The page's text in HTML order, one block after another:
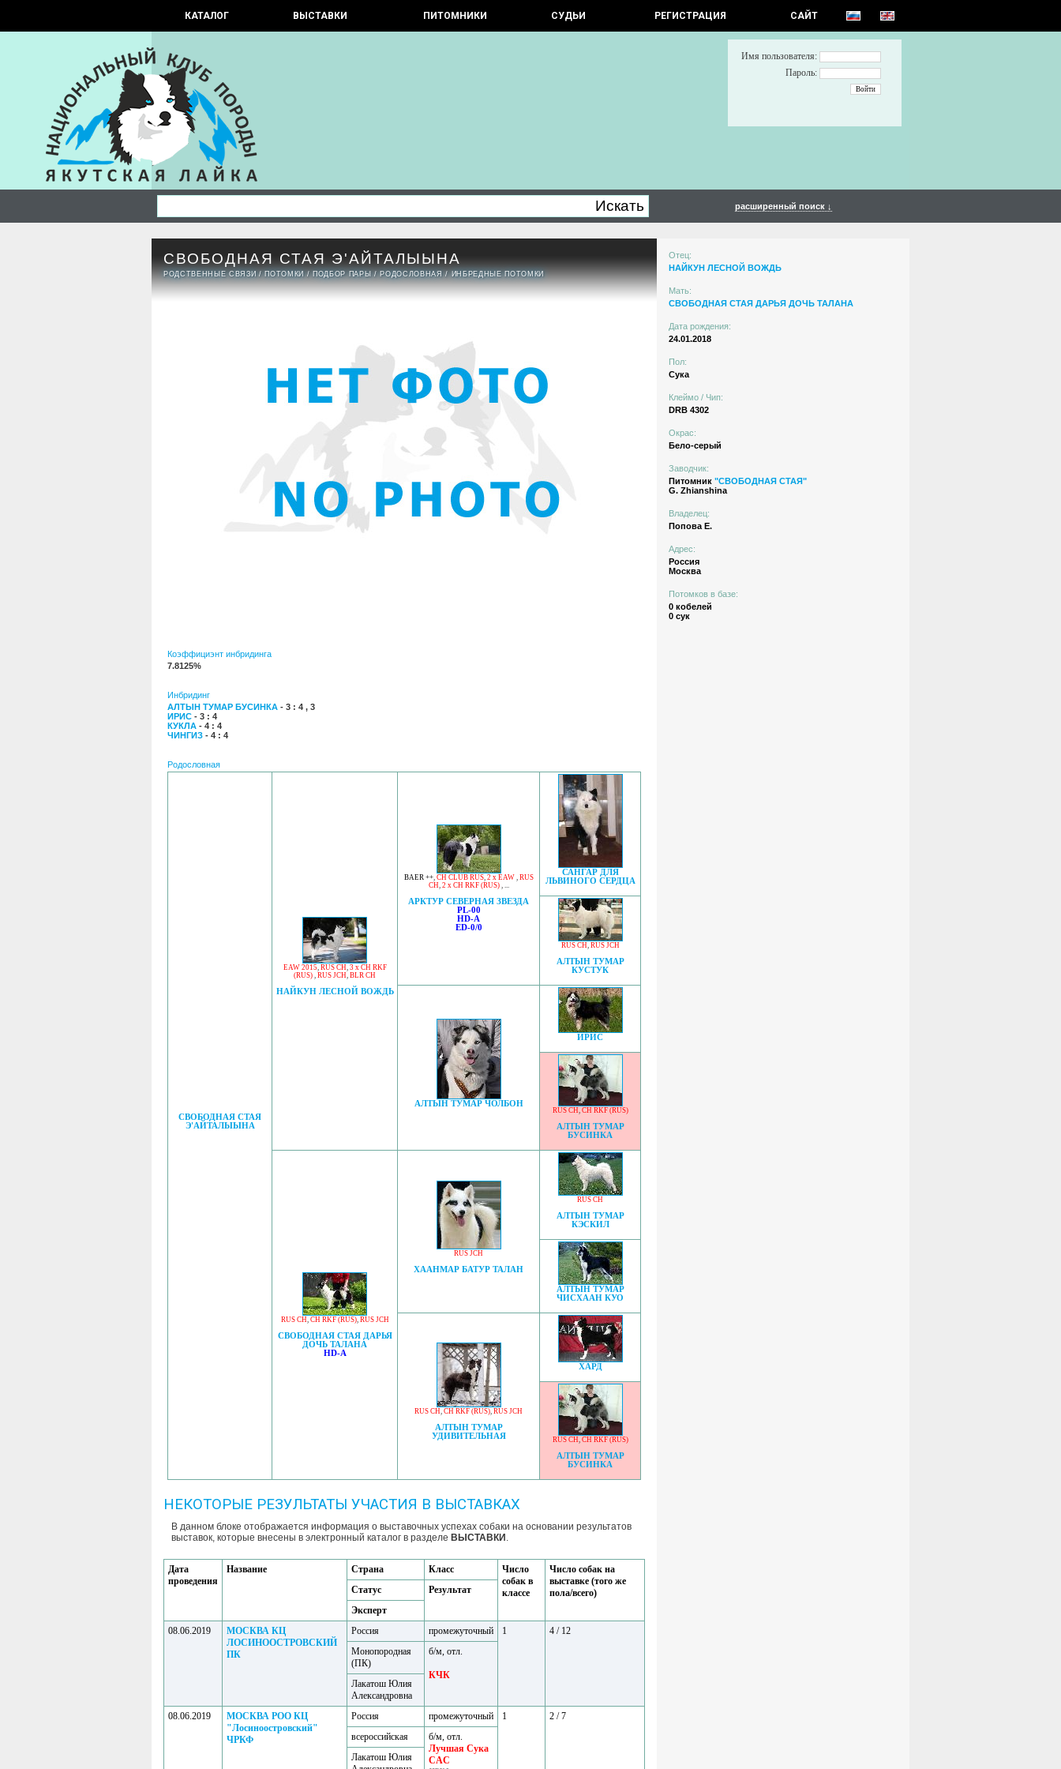
КАТАЛОГ ВЫСТАВКИ ПИТОМНИКИ СУДЬИ РЕГИСТРАЦИЯ САЙТ
Имя пользователя:
Пароль:
расширенный поиск ↓
СВОБОДНАЯ СТАЯ Э'АЙТАЛЫЫНА
РОДСТВЕННЫЕ СВЯЗИ /ПОТОМКИ /ПОДБОР ПАРЫ /РОДОСЛОВНАЯ /ИНБРЕДНЫЕ ПОТОМКИ
Коэффициэнт инбридинга
7.8125%
Инбридинг
АЛТЫН ТУМАР БУСИНКА - 3 : 4 , 3
ИРИС - 3 : 4
КУКЛА - 4 : 4
ЧИНГИЗ - 4 : 4
Родословная
СВОБОДНАЯ СТАЯ
Э'АЙТАЛЫЫНА
EAW 2015, RUS CH, 3 x CH RKF
(RUS) , RUS JCH, BLR CH
НАЙКУН ЛЕСНОЙ ВОЖДЬ
BAER ++, CH CLUB RUS, 2 x EAW, RUS
CH, 2 x CH RKF (RUS), ...
АРКТУР СЕВЕРНАЯ ЗВЕЗДА
PL-00
HD-A
ED-0/0
САНГАР ДЛЯ
ЛЬВИНОГО СЕРДЦА
RUS CH, RUS JCH
АЛТЫН ТУМАР
КУСТУК
АЛТЫН ТУМАР ЧОЛБОН
ИРИС
RUS CH, CH RKF (RUS)
АЛТЫН ТУМАР
БУСИНКА
RUS CH, CH RKF (RUS), RUS JCH
СВОБОДНАЯ СТАЯ ДАРЬЯ
ДОЧЬ ТАЛАНА
HD-A
RUS JCH
ХААНМАР БАТУР ТАЛАН
RUS CH
АЛТЫН ТУМАР
КЭСКИЛ
АЛТЫН ТУМАР
ЧИСХААН КУО
RUS CH, CH RKF (RUS), RUS JCH
АЛТЫН ТУМАР
УДИВИТЕЛЬНАЯ
ХАРД
RUS CH, CH RKF (RUS)
АЛТЫН ТУМАР
БУСИНКА
НЕКОТОРЫЕ РЕЗУЛЬТАТЫ УЧАСТИЯ В ВЫСТАВКАХ
В данном блоке отображается информация о выставочных успехах собаки на основании результатов
выставок, которые внесены в электронный каталог в разделе ВЫСТАВКИ .
Дата
проведения
Название Страна Класс
Число
собак в
классе
Число собак на
выставке (того же
пола/всего)
Статус
Результат
Эксперт
08.06.2019
МОСКВА КЦ
ЛОСИНООСТРОВСКИЙ
ПК
Россия промежуточный 1
4 / 12
Монопородная
(ПК)
б/м, отл.
КЧК
Лакатош Юлия
Александровна
08.06.2019
МОСКВА РОО КЦ
"Лосиноостровский"
ЧРКФ
Россия промежуточный 1
2 / 7
всероссийская
б/м, отл.
Лучшая Сука
CAC
Лакатош Юлия
Отец:
НАЙКУН ЛЕСНОЙ ВОЖДЬ
Мать:
СВОБОДНАЯ СТАЯ ДАРЬЯ ДОЧЬ ТАЛАНА
Дата рождения:
24.01.2018
Пол:
Сука
Клеймо / Чип:
DRB 4302
Окрас:
Бело-серый
Заводчик:
Питомник "СВОБОДНАЯ СТАЯ"
G. Zhianshina
Владелец:
Попова Е.
Адрес:
Россия
Москва
Потомков в базе:
0 кобелей
0 сук